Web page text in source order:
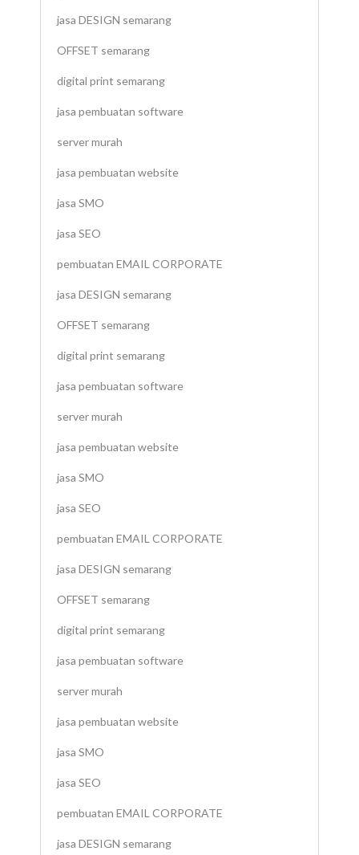
jasa DESIGN semarang
OFFSET semarang
digital print semarang
jasa pembuatan software
server murah
jasa pembuatan website
jasa SMO
jasa SEO
pembuatan EMAIL CORPORATE
jasa DESIGN semarang
OFFSET semarang
digital print semarang
jasa pembuatan software
server murah
jasa pembuatan website
jasa SMO
jasa SEO
pembuatan EMAIL CORPORATE
jasa DESIGN semarang
OFFSET semarang
digital print semarang
jasa pembuatan software
server murah
jasa pembuatan website
jasa SMO
jasa SEO
pembuatan EMAIL CORPORATE
jasa DESIGN semarang